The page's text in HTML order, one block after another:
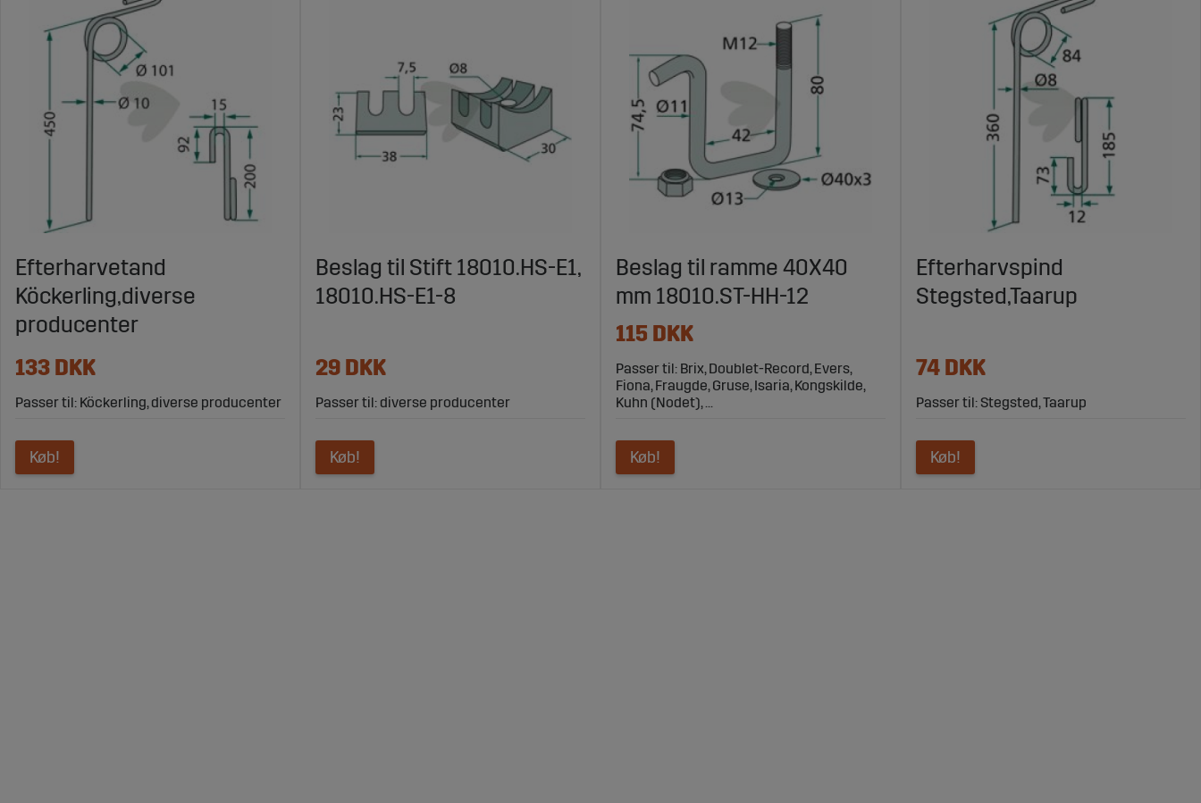
Efterharvetand
Köckerling,diverse
producenter
133 DKK
Passer til: Köckerling, diverse producenter
Køb!
Beslag til Stift 18010.HS-E1,
18010.HS-E1-8
29 DKK
Passer til: diverse producenter
Køb!
Beslag til ramme 40X40
mm 18010.ST-HH-12
115 DKK
Passer til: Brix, Doublet-Record, Evers,
Fiona, Fraugde, Gruse, Isaria, Kongskilde,
Kuhn (Nodet), ...
Køb!
Efterharvspind
Stegsted,Taarup
74 DKK
Passer til: Stegsted, Taarup
Køb!